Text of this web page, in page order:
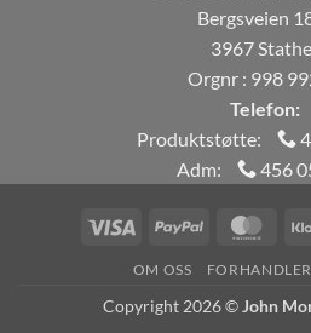
Bergsveien
3967
Orgnr : 998
Telefon:
Produktstøtte:
Adm:
456
Visa PayPal
OM OSS
Copyright 2026 © John